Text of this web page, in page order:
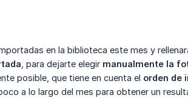
en la biblioteca este mes y
, para dejarte elegir manualmente la
posible, que tiene en cuenta el orden de
a lo largo del mes para obtener un